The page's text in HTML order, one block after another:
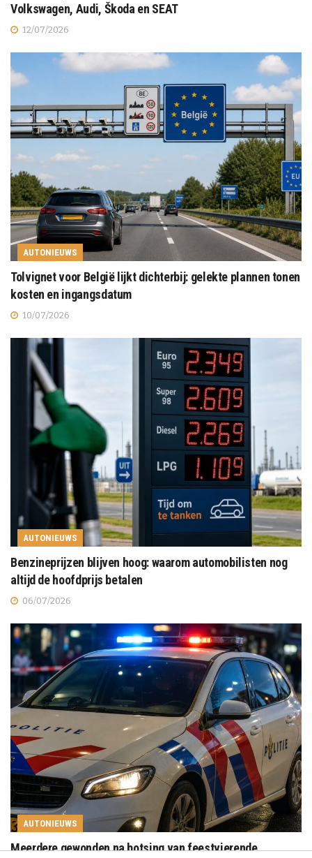
Volkswagen, Audi, Škoda en SEAT
12/07/2026
AUTONIEUWS
Tolvignet voor België lijkt dichterbij: gelekte plannen tonen
kosten en ingangsdatum
10/07/2026
AUTONIEUWS
Benzineprijzen blijven hoog: waarom automobilisten nog
altijd de hoofdprijs betalen
06/07/2026
AUTONIEUWS
Meerdere gewonden na botsing van feestvierende